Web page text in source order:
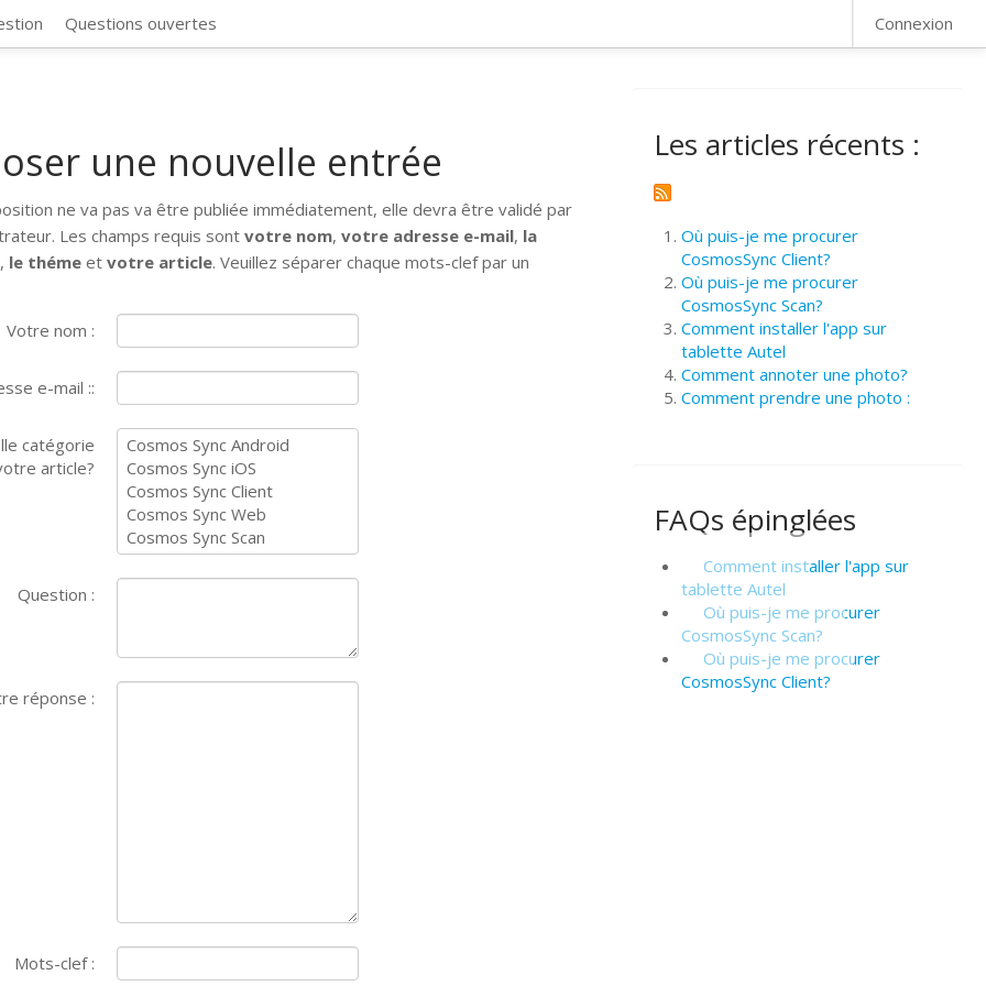
Questions ouvertes Connexion
une nouvelle entrée
ne va pas va être publiée immédiatement, elle devra être validé par
Les champs requis sontvotre nom,votre adresse e-mail, la
, le théme etvotre article. Veuillez séparer chaque mots-clef par un
Votre nom :
e-mail ::
catégorie
article?
Question :
réponse :
Mots-clef :
Les articles récents :
Où puis-je me procurer
CosmosSync Client?
Où puis-je me procurer
CosmosSync Scan?
Comment installer l'app sur
tablette Autel
Comment annoter une photo?
Comment prendre une photo :
FAQs épinglées
Comment installer l'app sur
tablette Autel
Où puis-je me procurer
CosmosSync Scan?
Où puis-je me procurer
CosmosSync Client?